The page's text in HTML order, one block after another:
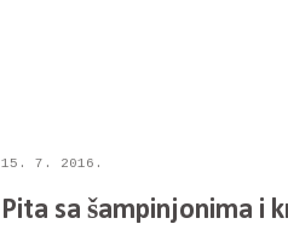
15. 7. 2016.
Pita sa šampinjonima i